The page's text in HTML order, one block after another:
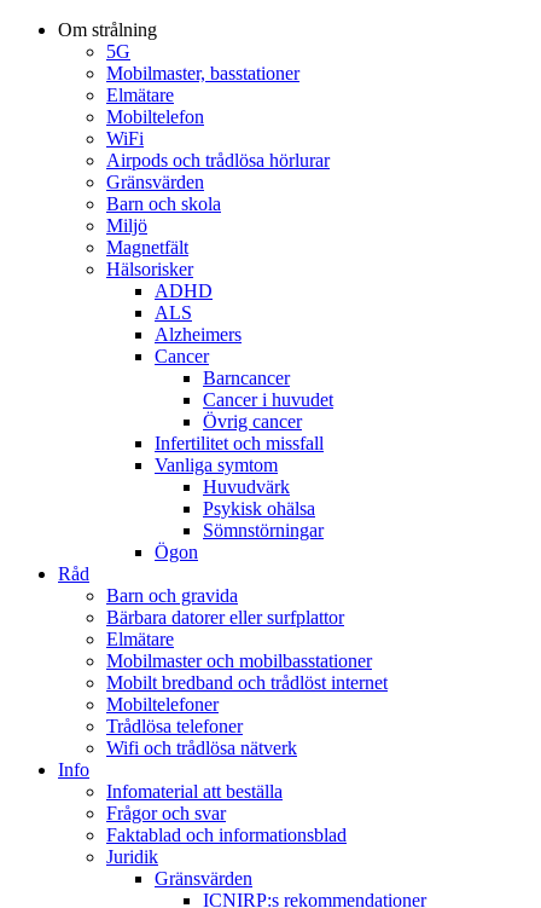
Om strålning
5G
Mobilmaster, basstationer
Elmätare
Mobiltelefon
WiFi
Airpods och trådlösa hörlurar
Gränsvärden
Barn och skola
Miljö
Magnetfält
Hälsorisker
ADHD
ALS
Alzheimers
Cancer
Barncancer
Cancer i huvudet
Övrig cancer
Infertilitet och missfall
Vanliga symtom
Huvudvärk
Psykisk ohälsa
Sömnstörningar
Ögon
Råd
Barn och gravida
Bärbara datorer eller surfplattor
Elmätare
Mobilmaster och mobilbasstationer
Mobilt bredband och trådlöst internet
Mobiltelefoner
Trådlösa telefoner
Wifi och trådlösa nätverk
Info
Infomaterial att beställa
Frågor och svar
Faktablad och informationsblad
Juridik
Gränsvärden
ICNIRP:s rekommendationer